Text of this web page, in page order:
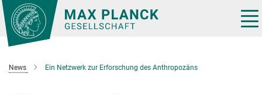
Hauptinhalt
News Ein Netzwerk zur Erforschung des Anthropozäns